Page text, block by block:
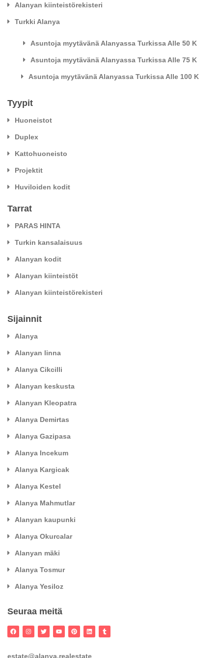
Alanyan kiinteistörekisteri
Turkki Alanya
Asuntoja myytävänä Alanyassa Turkissa Alle 50 K
Asuntoja myytävänä Alanyassa Turkissa Alle 75 K
Asuntoja myytävänä Alanyassa Turkissa Alle 100 K
Tyypit
Huoneistot
Duplex
Kattohuoneisto
Projektit
Huviloiden kodit
Tarrat
PARAS HINTA
Turkin kansalaisuus
Alanyan kodit
Alanyan kiinteistöt
Alanyan kiinteistörekisteri
Sijainnit
Alanya
Alanyan linna
Alanya Cikcilli
Alanyan keskusta
Alanyan Kleopatra
Alanya Demirtas
Alanya Gazipasa
Alanya Incekum
Alanya Kargicak
Alanya Kestel
Alanya Mahmutlar
Alanyan kaupunki
Alanya Okurcalar
Alanyan mäki
Alanya Tosmur
Alanya Yesiloz
Seuraa meitä
estate@alanya.realestate